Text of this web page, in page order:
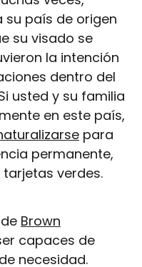
su país de origen
su visado se
la intención
dentro del
usted y su familia
en este país,
para
permanente,
verdes.
Brown
capaces de
necesidad.